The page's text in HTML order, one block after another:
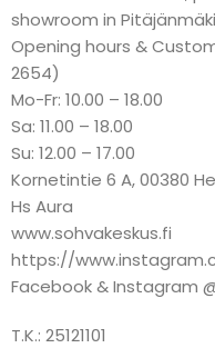
showroom in
Opening hours &
2654)
Mo-Fr: 10.00 – 18.00
Sa: 11.00 – 18.00
Su: 12.00 – 17.00
Kornetintie 6 A, 00380
Hs Aura
www.sohvakeskus.fi
https://
Facebook & Instagram
T.K.: 25121101